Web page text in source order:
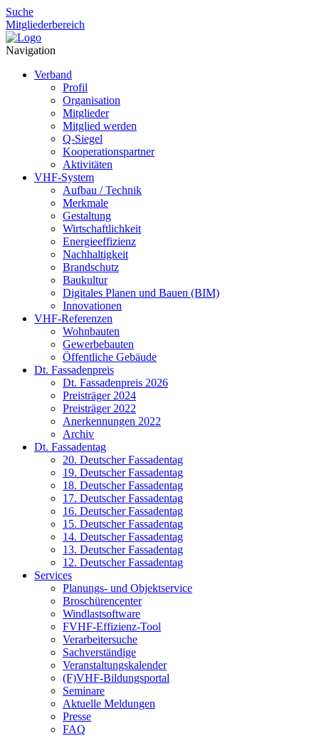
Suche
Mitgliederbereich
Navigation
Verband
Profil
Organisation
Mitglieder
Mitglied werden
Q-Siegel
Kooperationspartner
Aktivitäten
VHF-System
Aufbau / Technik
Merkmale
Gestaltung
Wirtschaftlichkeit
Energieeffizienz
Nachhaltigkeit
Brandschutz
Baukultur
Digitales Planen und Bauen (BIM)
Innovationen
VHF-Referenzen
Wohnbauten
Gewerbebauten
Öffentliche Gebäude
Dt. Fassadenpreis
Dt. Fassadenpreis 2026
Preisträger 2024
Preisträger 2022
Anerkennungen 2022
Archiv
Dt. Fassadentag
20. Deutscher Fassadentag
19. Deutscher Fassadentag
18. Deutscher Fassadentag
17. Deutscher Fassadentag
16. Deutscher Fassadentag
15. Deutscher Fassadentag
14. Deutscher Fassadentag
13. Deutscher Fassadentag
12. Deutscher Fassadentag
Services
Planungs- und Objektservice
Broschürencenter
Windlastsoftware
FVHF-Effizienz-Tool
Verarbeitersuche
Sachverständige
Veranstaltungskalender
(F)VHF-Bildungsportal
Seminare
Aktuelle Meldungen
Presse
FAQ